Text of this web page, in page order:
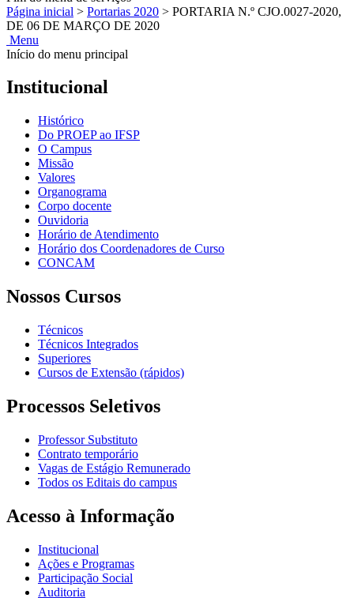
Página inicial > Portarias 2020 > PORTARIA N.º CJO.0027-2020,
DE 06 DE MARÇO DE 2020
Menu
Início do menu principal
Institucional
Histórico
Do PROEP ao IFSP
O Campus
Missão
Valores
Organograma
Corpo docente
Ouvidoria
Horário de Atendimento
Horário dos Coordenadores de Curso
CONCAM
Nossos Cursos
Técnicos
Técnicos Integrados
Superiores
Cursos de Extensão (rápidos)
Processos Seletivos
Professor Substituto
Contrato temporário
Vagas de Estágio Remunerado
Todos os Editais do campus
Acesso à Informação
Institucional
Ações e Programas
Participação Social
Auditoria